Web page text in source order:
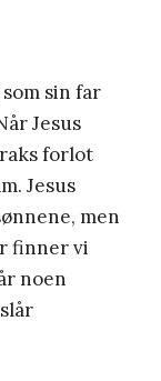
sin far
Jesus
forlot
Jesus
men
finner vi
noen